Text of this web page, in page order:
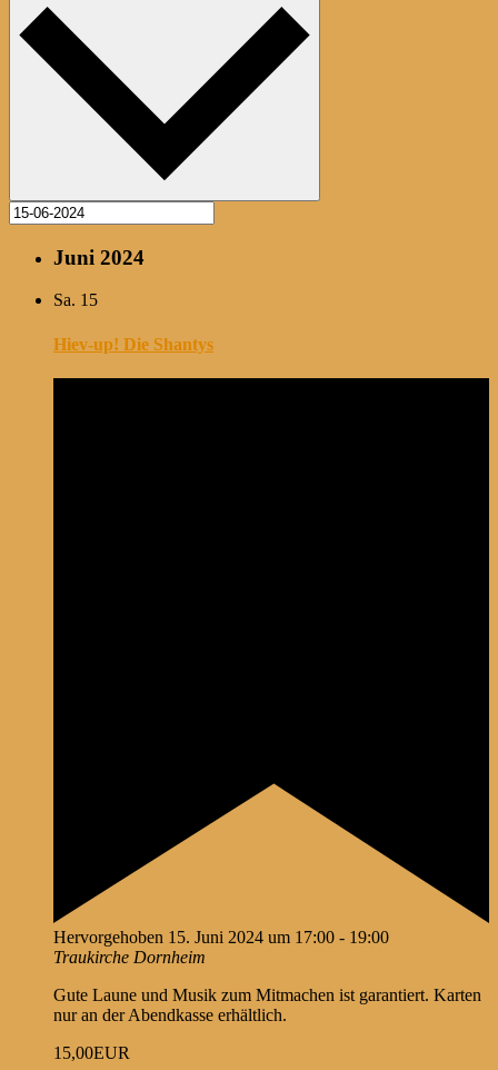
Juni 2024
Sa. 15
Hiev-up! Die Shantys
Hervorgehoben 15. Juni 2024 um 17:00 - 19:00
Traukirche Dornheim
Gute Laune und Musik zum Mitmachen ist garantiert. Karten
nur an der Abendkasse erhältlich.
15,00EUR